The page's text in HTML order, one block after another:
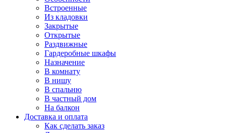
Встроенные
Из кладовки
Закрытые
Открытые
Раздвижные
Гардеробные шкафы
Назначение
В комнату
В нишу
В спальню
В частный дом
На балкон
Доставка и оплата
Как сделать заказ